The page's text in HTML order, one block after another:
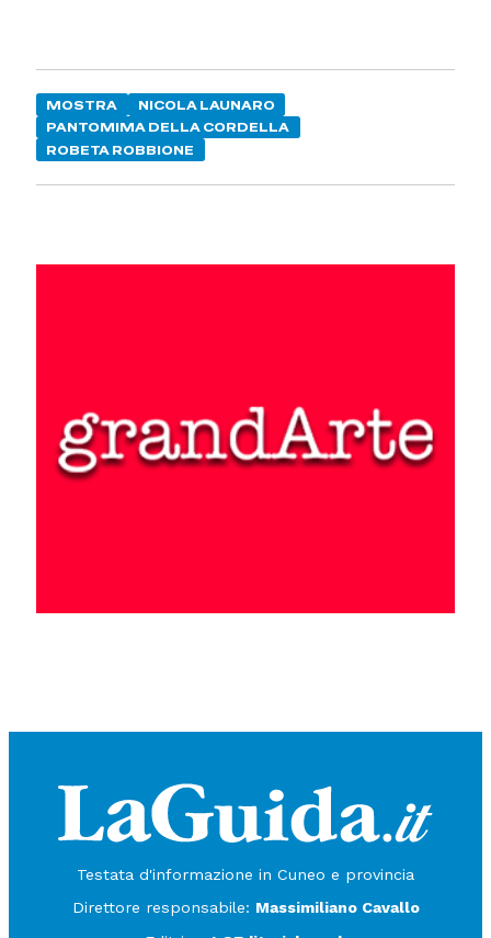
MOSTRA
NICOLA LAUNARO
PANTOMIMA DELLA CORDELLA
ROBETA ROBBIONE
Testata d'informazione in Cuneo e provincia
Direttore responsabile: Massimiliano Cavallo